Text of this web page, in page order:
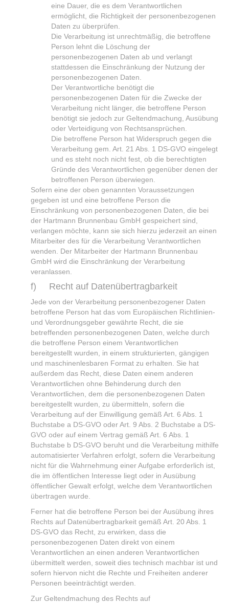
eine Dauer, die es dem Verantwortlichen
ermöglicht, die Richtigkeit der personenbezogenen
Daten zu überprüfen.
Die Verarbeitung ist unrechtmäßig, die betroffene
Person lehnt die Löschung der
personenbezogenen Daten ab und verlangt
stattdessen die Einschränkung der Nutzung der
personenbezogenen Daten.
Der Verantwortliche benötigt die
personenbezogenen Daten für die Zwecke der
Verarbeitung nicht länger, die betroffene Person
benötigt sie jedoch zur Geltendmachung, Ausübung
oder Verteidigung von Rechtsansprüchen.
Die betroffene Person hat Widerspruch gegen die
Verarbeitung gem. Art. 21 Abs. 1 DS-GVO eingelegt
und es steht noch nicht fest, ob die berechtigten
Gründe des Verantwortlichen gegenüber denen der
betroffenen Person überwiegen.
Sofern eine der oben genannten Voraussetzungen
gegeben ist und eine betroffene Person die
Einschränkung von personenbezogenen Daten, die bei
der Hartmann Brunnenbau GmbH gespeichert sind,
verlangen möchte, kann sie sich hierzu jederzeit an einen
Mitarbeiter des für die Verarbeitung Verantwortlichen
wenden. Der Mitarbeiter der Hartmann Brunnenbau
GmbH wird die Einschränkung der Verarbeitung
veranlassen.
f) Recht auf Datenübertragbarkeit
Jede von der Verarbeitung personenbezogener Daten
betroffene Person hat das vom Europäischen Richtlinien-
und Verordnungsgeber gewährte Recht, die sie
betreffenden personenbezogenen Daten, welche durch
die betroffene Person einem Verantwortlichen
bereitgestellt wurden, in einem strukturierten, gängigen
und maschinenlesbaren Format zu erhalten. Sie hat
außerdem das Recht, diese Daten einem anderen
Verantwortlichen ohne Behinderung durch den
Verantwortlichen, dem die personenbezogenen Daten
bereitgestellt wurden, zu übermitteln, sofern die
Verarbeitung auf der Einwilligung gemäß Art. 6 Abs. 1
Buchstabe a DS-GVO oder Art. 9 Abs. 2 Buchstabe a DS-
GVO oder auf einem Vertrag gemäß Art. 6 Abs. 1
Buchstabe b DS-GVO beruht und die Verarbeitung mithilfe
automatisierter Verfahren erfolgt, sofern die Verarbeitung
nicht für die Wahrnehmung einer Aufgabe erforderlich ist,
die im öffentlichen Interesse liegt oder in Ausübung
öffentlicher Gewalt erfolgt, welche dem Verantwortlichen
übertragen wurde.
Ferner hat die betroffene Person bei der Ausübung ihres
Rechts auf Datenübertragbarkeit gemäß Art. 20 Abs. 1
DS-GVO das Recht, zu erwirken, dass die
personenbezogenen Daten direkt von einem
Verantwortlichen an einen anderen Verantwortlichen
übermittelt werden, soweit dies technisch machbar ist und
sofern hiervon nicht die Rechte und Freiheiten anderer
Personen beeinträchtigt werden.
Zur Geltendmachung des Rechts auf